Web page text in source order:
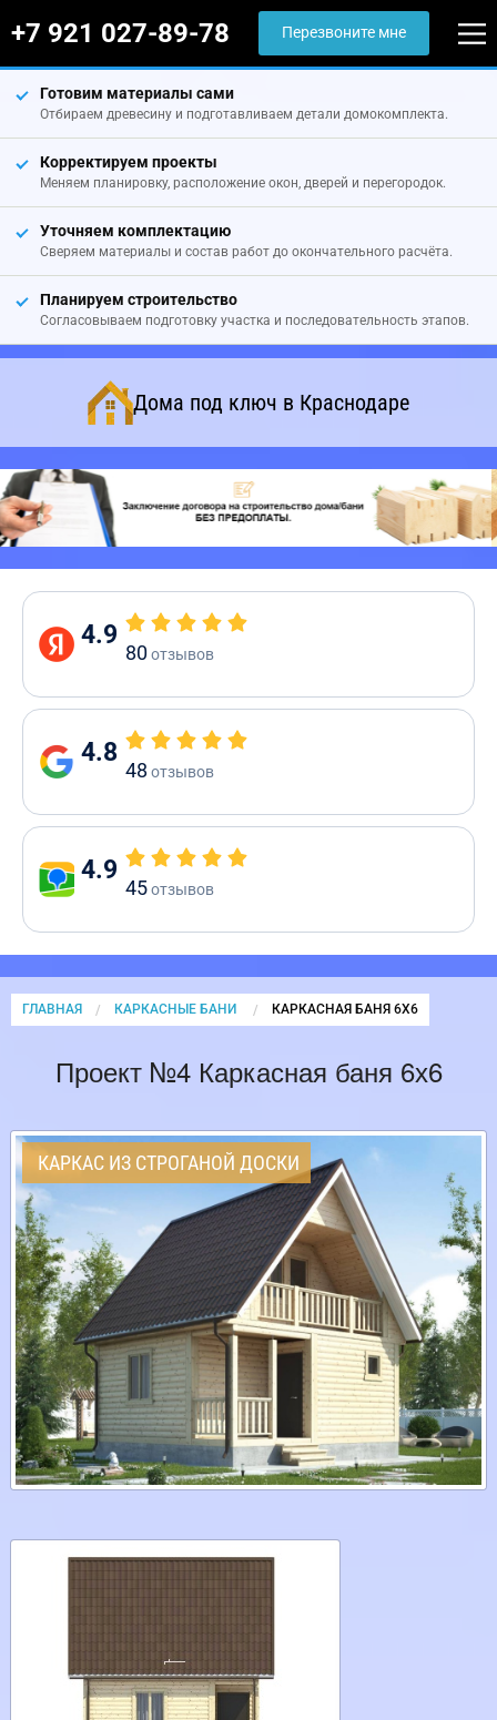
+7 921 027-89-78 Перезвоните мне
Готовим материалы сами
Отбираем древесину и подготавливаем детали домокомплекта.
Корректируем проекты
Меняем планировку, расположение окон, дверей и перегородок.
Уточняем комплектацию
Сверяем материалы и состав работ до окончательного расчёта.
Планируем строительство
Согласовываем подготовку участка и последовательность этапов.
Дома под ключ в Краснодаре
4.9
80отзывов
4.8
48 отзывов
4.9
45отзывов
ГЛАВНАЯ КАРКАСНЫЕ БАНИ CURRENT:
КАРКАСНАЯ БАНЯ 6Х6
Проект №4 Каркасная баня 6х6
КАРКАС ИЗ СТРОГАНОЙ ДОСКИ